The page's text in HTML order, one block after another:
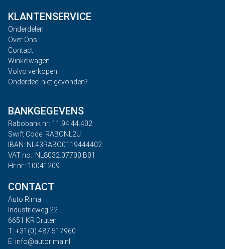
KLANTENSERVICE
Onderdelen
Over Ons
Contact
Winkelwagen
Volvo verkopen
Onderdeel niet gevonden?
BANKGEGEVENS
Rabobank nr: 11.94.44.402
Swift Code: RABONL2U
IBAN: NL43RABO0119444402
VAT no.: NL8032.07700.B01
Hr nr.: 10041209
CONTACT
Auto Rima
Industrieweg 22
6651 KR Druten
T: +31(0) 487 517960
E: info@autorima.nl